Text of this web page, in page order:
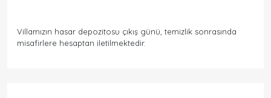
Villamızın hasar depozitosu çıkış günü, temizlik sonrasında
misafirlere hesaptan iletilmektedir.